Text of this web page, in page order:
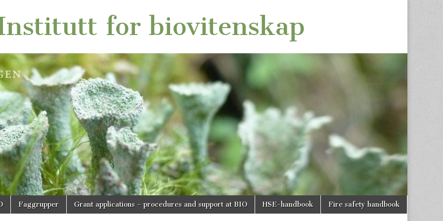
for biovitenskap
Faggrupper Grant applications – procedures and support at BIO HSE-handbook Fire safety handbook